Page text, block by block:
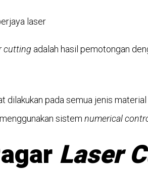
cutting adalah hasil pemotongan
dilakukan pada semua jenis
sistem numerical
Laser